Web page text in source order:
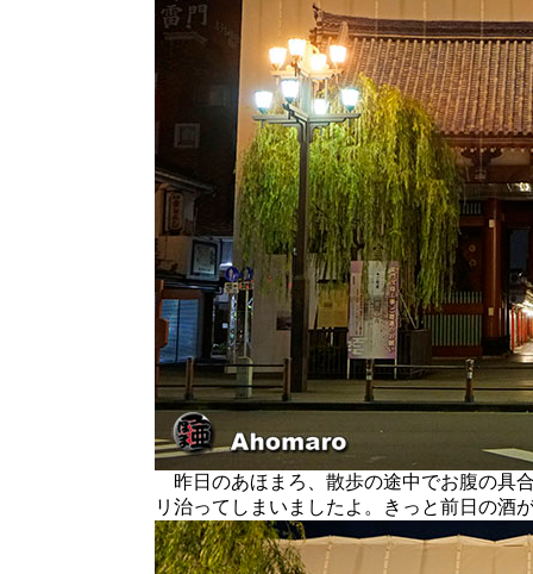
昨日のあほまろ、散歩の途中でお腹の具
リ治ってしまいましたよ。きっと前日の酒